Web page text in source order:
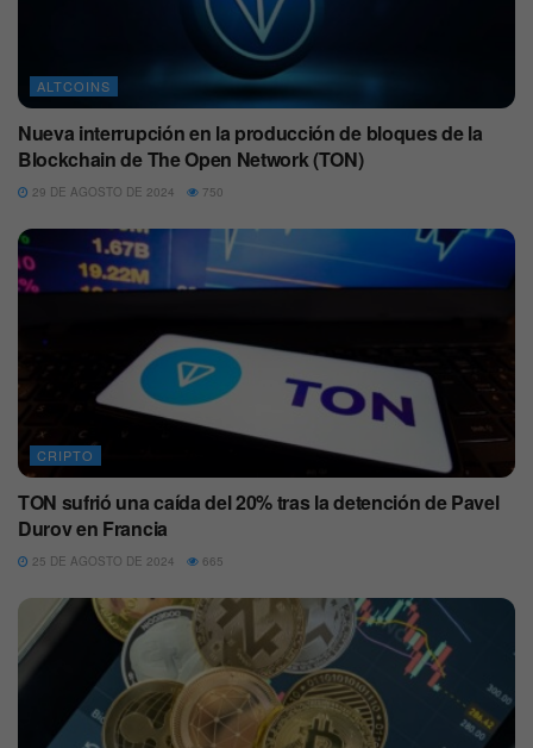
ALTCOINS
Nueva interrupción en la producción de bloques de la
Blockchain de The Open Network (TON)
29 DE AGOSTO DE 2024 750
CRIPTO
TON sufrió una caída del 20% tras la detención de Pavel
Durov en Francia
25 DE AGOSTO DE 2024 665